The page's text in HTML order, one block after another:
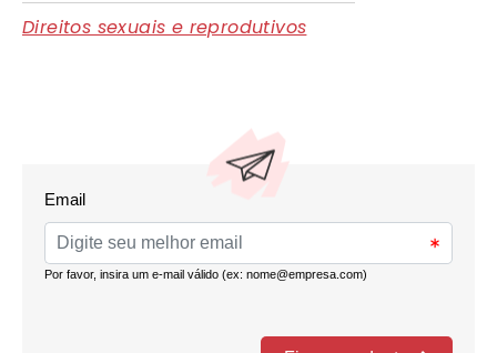
Direitos sexuais e reprodutivos